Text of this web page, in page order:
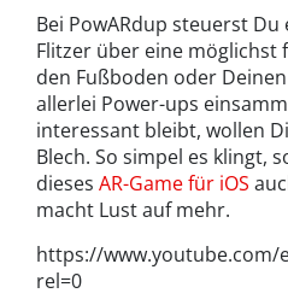
Bei PowARdup steuerst
Flitzer über eine möglichst
den Fußboden oder
allerlei Power-ups
interessant bleibt, wollen
Blech. So simpel es klingt,
dieses AR-Game für iOS
macht Lust auf mehr.
https://www.youtube.com/
rel=0